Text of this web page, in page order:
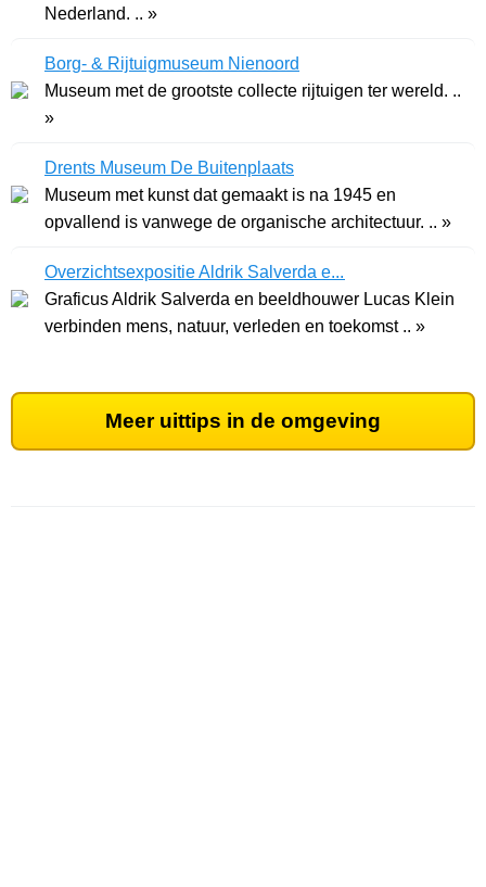
Nederland. .. »
Borg- & Rijtuigmuseum Nienoord
Museum met de grootste collecte rijtuigen ter wereld. ..
»
Drents Museum De Buitenplaats
Museum met kunst dat gemaakt is na 1945 en
opvallend is vanwege de organische architectuur. .. »
Overzichtsexpositie Aldrik Salverda e...
Graficus Aldrik Salverda en beeldhouwer Lucas Klein
verbinden mens, natuur, verleden en toekomst .. »
Meer uittips in de omgeving